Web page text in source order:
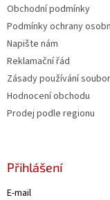
Obchodní podmínky
Podmínky ochrany
Napište nám
Reklamační řád
Zásady používání
Hodnocení obchodu
Prodej podle regionu
Přihlášení
E-mail